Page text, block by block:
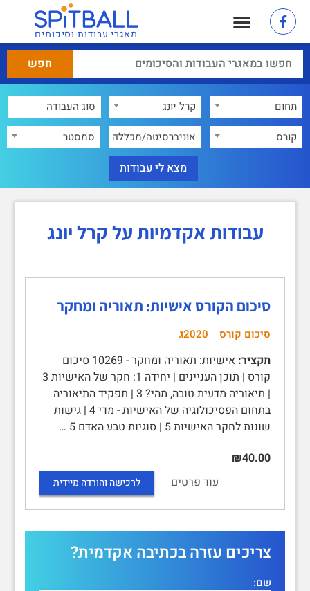
מאגרי עבודות וסיכומים
תחום
קרל יונג
קורס
אוניברסיטה/מכללה סמסטר
עבודות אקדמיות על קרל יונג
סיכום הקורס אישיות: תאוריה ומחקר
סיכום קורס 2020ג
תקציר:
אישיות: תאוריה ומחקר - 10269 סיכום
קורס | תוכן העניינים | יחידה 1: חקר של האישיות 3
| תיאוריה מדעית טובה, מהי? 3 | תפקיד התיאוריה
בתחום הפסיכולוגיה של האישיות - מדי 4 | גישות
שונות לחקר האישיות 5 | סוגיות טבע האדם 5 …
₪40.00
עוד פרטים
לרכישה והורדה מיידית
צריכים עזרה בכתיבה אקדמית?
שם: